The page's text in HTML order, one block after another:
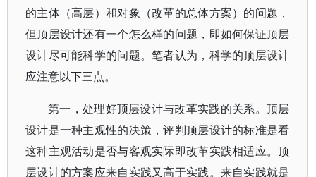
的主体（高层）和对象（改革的总体方案）的问题，
但顶层设计还有一个怎么样的问题，即如何保证顶层
设计尽可能科学的问题。笔者认为，科学的顶层设计
应注意以下三点。
第一，处理好顶层设计与改革实践的关系。顶层
设计是一种主观性的决策，评判顶层设计的标准是看
这种主观活动是否与客观实际即改革实践相适应。顶
层设计的方案应来自实践又高于实践。来自实践就是